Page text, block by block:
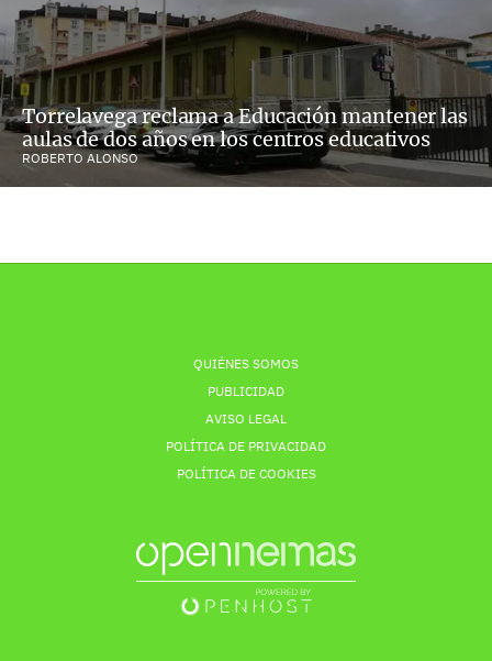
Torrelavega reclama a Educación mantener las
aulas de dos años en los centros educativos
ROBERTO ALONSO
QUIÉNES SOMOS
PUBLICIDAD
AVISO LEGAL
POLÍTICA DE PRIVACIDAD
POLÍTICA DE COOKIES